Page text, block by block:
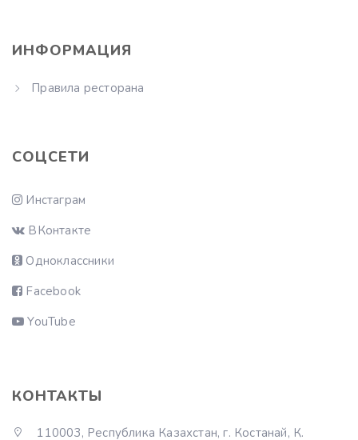
ИНФОРМАЦИЯ
Правила ресторана
СОЦСЕТИ
Инстаграм
ВКонтакте
Одноклассники
Facebook
YouTube
КОНТАКТЫ
110003, Республика Казахстан, г. Костанай, К.